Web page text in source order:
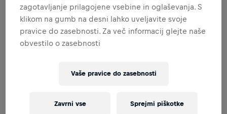
Donirajte in naredite razliko! 100 odstotkov vaše
donacije je namenjenih raziskavam hrbtenjače.
ZGODOVINA
WINGS FOR LIFE WORLD RUN
SALMIYA HAWALLY
zagotavljanje prilagojene vsebine in oglaševanja. S
klikom na gumb na desni lahko uveljavite svoje
pravice do zasebnosti. Za več informacij glejte naše
obvestilo o zasebnosti
Vaše pravice do zasebnosti
Zavrni vse Sprejmi piškotke